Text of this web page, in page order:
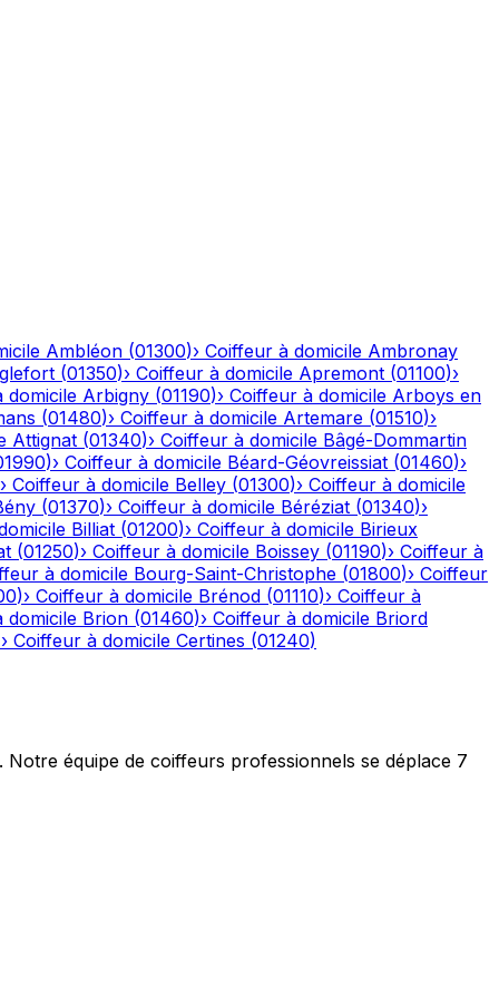
Ambléon (01300)› Coiffeur à domicile Ambronay
(01350)› Coiffeur à domicile Apremont (01100)›
domicile Arbigny (01190)› Coiffeur à domicile Arboys en
(01480)› Coiffeur à domicile Artemare (01510)›
Attignat (01340)› Coiffeur à domicile Bâgé-Dommartin
)› Coiffeur à domicile Béard-Géovreissiat (01460)›
› Coiffeur à domicile Belley (01300)› Coiffeur à domicile
(01370)› Coiffeur à domicile Béréziat (01340)›
Billiat (01200)› Coiffeur à domicile Birieux
(01250)› Coiffeur à domicile Boissey (01190)› Coiffeur à
à domicile Bourg-Saint-Christophe (01800)› Coiffeur
)› Coiffeur à domicile Brénod (01110)› Coiffeur à
domicile Brion (01460)› Coiffeur à domicile Briord
› Coiffeur à domicile Certines (01240)
équipe de coiffeurs professionnels se déplace 7